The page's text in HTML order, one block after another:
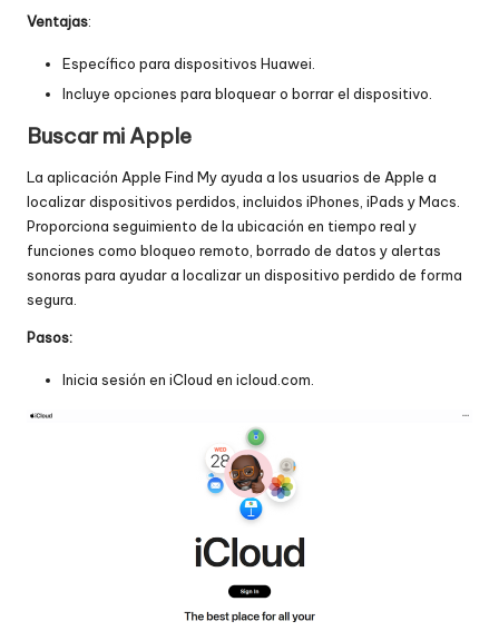
Ventajas:
Específico para dispositivos Huawei.
Incluye opciones para bloquear o borrar el dispositivo.
Buscar mi Apple
La aplicación Apple Find My ayuda a los usuarios de Apple a
localizar dispositivos perdidos, incluidos iPhones, iPads y Macs.
Proporciona seguimiento de la ubicación en tiempo real y
funciones como bloqueo remoto, borrado de datos y alertas
sonoras para ayudar a localizar un dispositivo perdido de forma
segura.
Pasos:
Inicia sesión en iCloud en icloud.com